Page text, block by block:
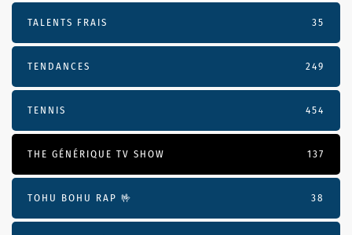
TALENTS FRAIS 35
TENDANCES 249
TENNIS 454
THE GÉNÉRIQUE TV SHOW 137
TOHU BOHU RAP 🤟 38